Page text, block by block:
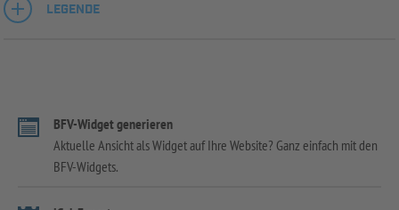
LEGENDE
BFV-Widget generieren
Aktuelle Ansicht als Widget auf Ihre Website? Ganz einfach mit den
BFV-Widgets.